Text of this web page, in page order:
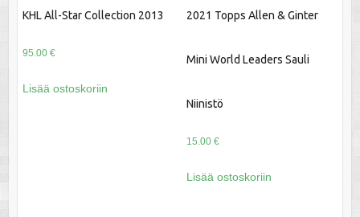
KHL All-Star Collection 2013
95.00 €
Lisää ostoskoriin
2021 Topps Allen & Ginter
Mini World Leaders Sauli
Niinistö
15.00 €
Lisää ostoskoriin